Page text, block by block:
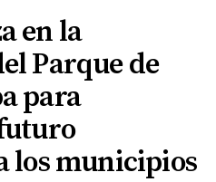
en la
Parque de
para
los municipios